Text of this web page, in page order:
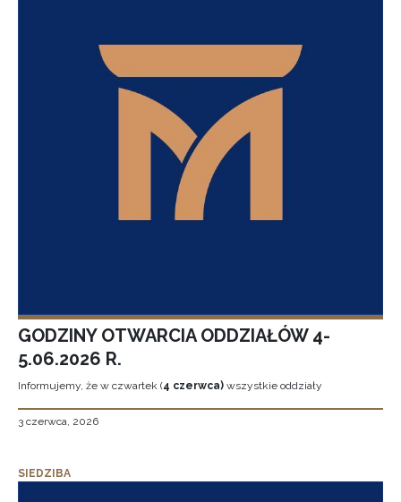
GODZINY OTWARCIA ODDZIAŁÓW 4-
5.06.2026 R.
Informujemy, że w czwartek (4 czerwca) wszystkie oddziały
3 czerwca, 2026
SIEDZIBA